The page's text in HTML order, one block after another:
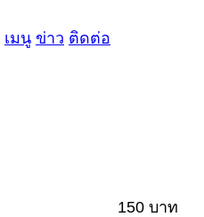
เมนู ข่าว ติดต่อ
150 บาท